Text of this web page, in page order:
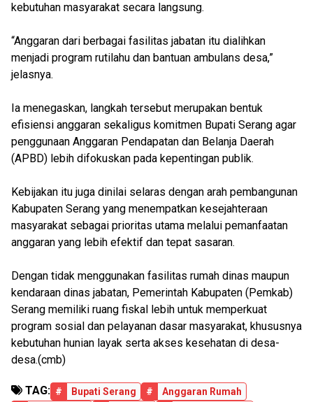
kebutuhan masyarakat secara langsung.
“Anggaran dari berbagai fasilitas jabatan itu dialihkan
menjadi program rutilahu dan bantuan ambulans desa,”
jelasnya.
Ia menegaskan, langkah tersebut merupakan bentuk
efisiensi anggaran sekaligus komitmen Bupati Serang agar
penggunaan Anggaran Pendapatan dan Belanja Daerah
(APBD) lebih difokuskan pada kepentingan publik.
Kebijakan itu juga dinilai selaras dengan arah pembangunan
Kabupaten Serang yang menempatkan kesejahteraan
masyarakat sebagai prioritas utama melalui pemanfaatan
anggaran yang lebih efektif dan tepat sasaran.
Dengan tidak menggunakan fasilitas rumah dinas maupun
kendaraan dinas jabatan, Pemerintah Kabupaten (Pemkab)
Serang memiliki ruang fiskal lebih untuk memperkuat
program sosial dan pelayanan dasar masyarakat, khususnya
kebutuhan hunian layak serta akses kesehatan di desa-
desa.(cmb)
TAG: # Bupati Serang #
Anggaran Rumah